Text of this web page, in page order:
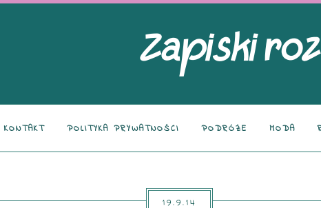
KONTAKT POLITYKA PRYWATNOŚCI PODRÓŻE MODA
19.9.14